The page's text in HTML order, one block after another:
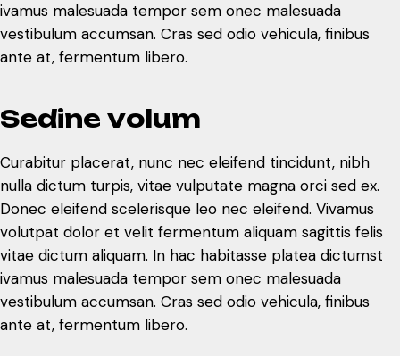
ivamus malesuada tempor sem onec malesuada
vestibulum accumsan. Cras sed odio vehicula, finibus
ante at, fermentum libero.
Sedine volum
Curabitur placerat, nunc nec eleifend tincidunt, nibh
nulla dictum turpis, vitae vulputate magna orci sed ex.
Donec eleifend scelerisque leo nec eleifend. Vivamus
volutpat dolor et velit fermentum aliquam sagittis felis
vitae dictum aliquam. In hac habitasse platea dictumst
ivamus malesuada tempor sem onec malesuada
vestibulum accumsan. Cras sed odio vehicula, finibus
ante at, fermentum libero.